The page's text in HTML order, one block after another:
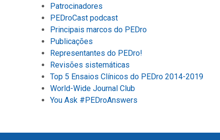
Patrocinadores
PEDroCast podcast
Principais marcos do PEDro
Publicações
Representantes do PEDro!
Revisões sistemáticas
Top 5 Ensaios Clínicos do PEDro 2014-2019
World-Wide Journal Club
You Ask #PEDroAnswers